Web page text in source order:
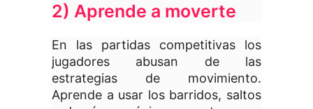
2) Aprende a moverte
En las partidas competitivas los
jugadores abusan de las
estrategias de movimiento.
Aprende a usar los barridos, saltos